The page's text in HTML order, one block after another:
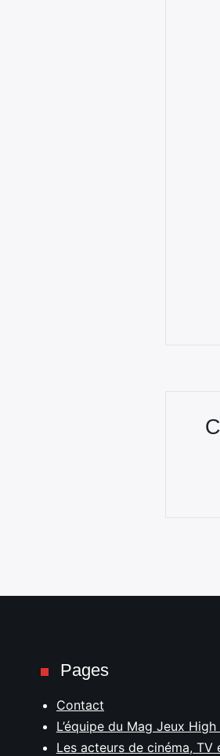
Pages
Contact
L’équipe du Mag Jeux High
Les acteurs de cinéma, TV